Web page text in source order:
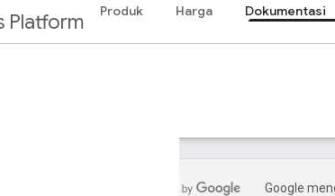
Platform Produk Harga Dokumentasi
Google